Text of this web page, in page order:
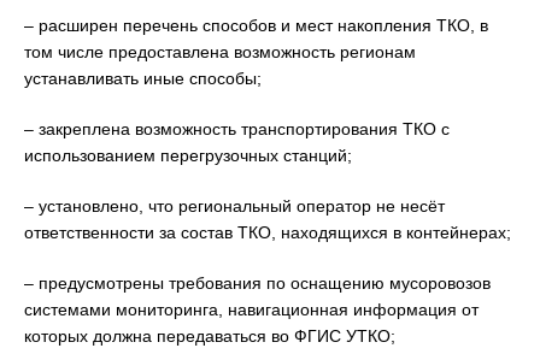
– расширен перечень способов и мест накопления ТКО, в
том числе предоставлена возможность регионам
устанавливать иные способы;
– закреплена возможность транспортирования ТКО с
использованием перегрузочных станций;
– установлено, что региональный оператор не несёт
ответственности за состав ТКО, находящихся в контейнерах;
– предусмотрены требования по оснащению мусоровозов
системами мониторинга, навигационная информация от
которых должна передаваться во ФГИС УТКО;